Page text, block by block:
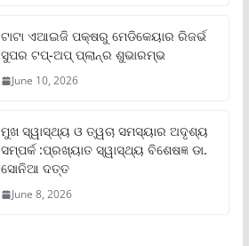
ଟାଟା ଏଆଇଜି ପକ୍ଷରୁ ମେଡିକେୟାର ରିଜର୍ଭ
ସୁପର ଟପ୍‌-ଅପ୍ ପ୍ଲାନ୍‌ର ଶୁଭାରମ୍ଭ
June 10, 2026
ମୁଖ ସ୍ୱାସ୍ଥ୍ୟ ଓ ତ୍ୱଚା ସମସ୍ୟାର ଅଦୃଶ୍ୟ
ସମ୍ପର୍କ :ପ୍ରଖ୍ୟାତ ସ୍ୱାସ୍ଥ୍ୟ ବିଶେଷଜ୍ଞ ଡା.
ସୋନିଆ ଦତ୍ତ
June 8, 2026